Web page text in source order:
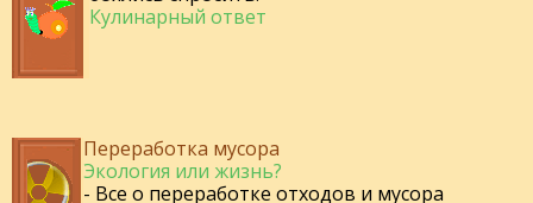
Кулинарный ответ
Переработка мусора
Экология или жизнь?
- Все о переработке отходов и мусора